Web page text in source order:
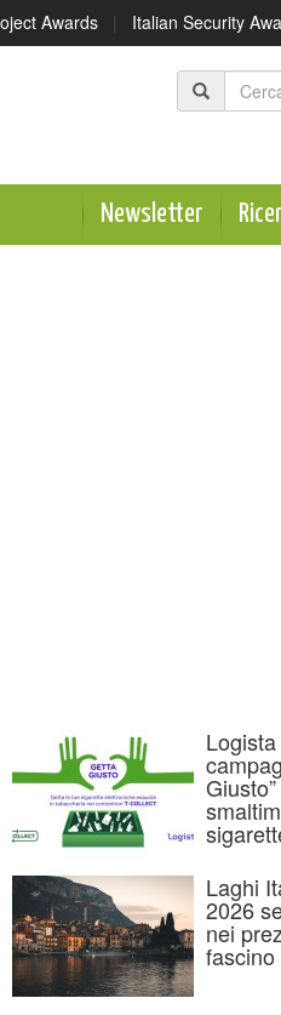
Awards | Italian Security
Newsletter
Laghi
2026
nei